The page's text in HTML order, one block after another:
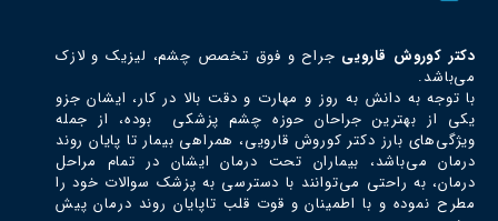
دکتر كوروش قارويي جراح و فوق تخصص چشم، ليزيك و لازك
می‌باشد.
با توجه به دانش به روز و مهارت و دقت بالا در کار، ایشان جزو
یکی از بهترین جراحان حوزه چشم پزشکی بوده، از جمله
ویژگی‌های بارز دکتر كوروش قارويي، همراهی بیمار تا پایان روند
درمان می‌باشد، بیماران تحت درمان ایشان در تمام مراحل
درمان، به راحتی می‌توانند با دسترسی به پزشک سوالات خود را
مطرح نموده و با اطمینان و قوت قلب تاپایان روند درمان پیش